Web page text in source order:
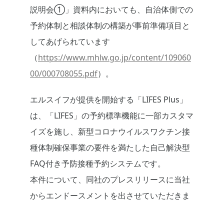
説明会①」資料内においても、自治体側での
予約体制と相談体制の構築が事前準備項目と
してあげられています
（https://www.mhlw.go.jp/content/109060
00/000708055.pdf）。
エルスイフが提供を開始する「LIFES Plus」
は、「LIFES」の予約標準機能に一部カスタマ
イズを施し、新型コロナウイルスワクチン接
種体制確保事業の要件を満たした自己解決型
FAQ付き予防接種予約システムです。
本件について、同社のプレスリリースに当社
からエンドースメントを出させていただきま